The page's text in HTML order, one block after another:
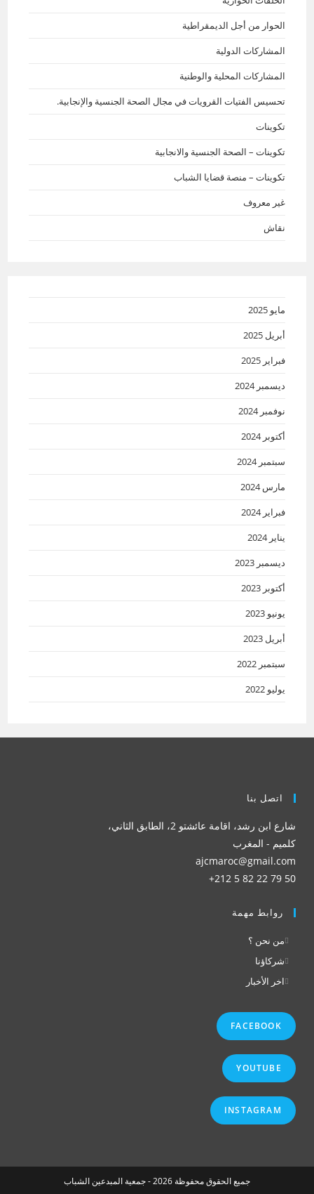
الحوار من أجل الديمقراطية
المشاركات الدولية
المشاركات المحلية والوطنية
تحسيس الفتيات القرويات في مجال الصحة الجنسية والإنجابية.
تكوينات
تكوينات – الصحة الجنسية والانجابية
تكوينات – منصة قضايا الشباب
غير معروف
نقاش
مايو 2025
أبريل 2025
فبراير 2025
ديسمبر 2024
نوفمبر 2024
أكتوبر 2024
سبتمبر 2024
مارس 2024
فبراير 2024
يناير 2024
ديسمبر 2023
أكتوبر 2023
يونيو 2023
أبريل 2023
سبتمبر 2022
يوليو 2022
اتصل بنا
شارع ابن رشد، اقامة عائشتو 2، الطابق الثاني،
كلميم - المغرب
ajcmaroc@gmail.com
50 79 22 82 5 212+
روابط مهمة
من نحن ؟
شركاؤنا
اخر الأخبار
FACEBOOK
YOUTUBE
INSTAGRAM
جميع الحقوق محفوظة 2026 - جمعية المبدعين الشباب